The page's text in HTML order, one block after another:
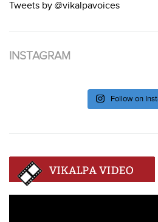
Tweets by @vikalpavoices
INSTAGRAM
Follow on